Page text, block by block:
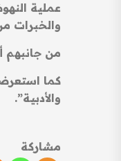
عملية
والخبرات
من جانبهم
كما
والأدبية”.
مشاركة